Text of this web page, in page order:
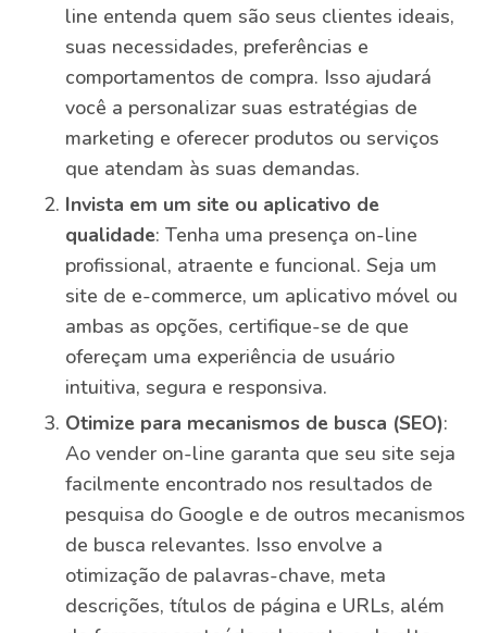
line entenda quem são seus clientes ideais,
suas necessidades, preferências e
comportamentos de compra. Isso ajudará
você a personalizar suas estratégias de
marketing e oferecer produtos ou serviços
que atendam às suas demandas.
Invista em um site ou aplicativo de
qualidade: Tenha uma presença on-line
profissional, atraente e funcional. Seja um
site de e-commerce, um aplicativo móvel ou
ambas as opções, certifique-se de que
ofereçam uma experiência de usuário
intuitiva, segura e responsiva.
Otimize para mecanismos de busca (SEO):
Ao vender on-line garanta que seu site seja
facilmente encontrado nos resultados de
pesquisa do Google e de outros mecanismos
de busca relevantes. Isso envolve a
otimização de palavras-chave, meta
descrições, títulos de página e URLs, além